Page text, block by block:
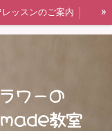
レッスンのご案内 »
ワーの
教室